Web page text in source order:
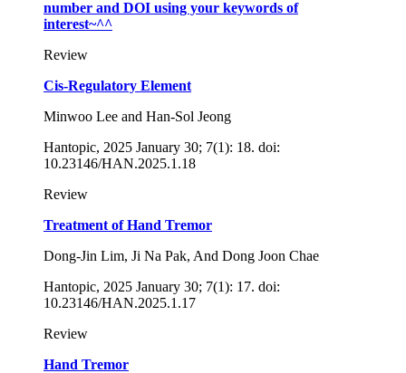
number and DOI using your keywords of
interest~^^
Review
Cis-Regulatory Element
Minwoo Lee and Han-Sol Jeong
Hantopic, 2025 January 30; 7(1): 18. doi:
10.23146/HAN.2025.1.18
Review
Treatment of Hand Tremor
Dong-Jin Lim, Ji Na Pak, And Dong Joon Chae
Hantopic, 2025 January 30; 7(1): 17. doi:
10.23146/HAN.2025.1.17
Review
Hand Tremor